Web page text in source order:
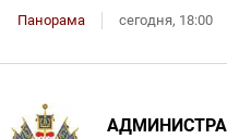
Панорама сегодня, 18:00